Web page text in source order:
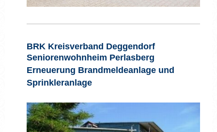
BRK Kreisverband Deggendorf
Seniorenwohnheim Perlasberg
Erneuerung Brandmeldeanlage und
Sprinkleranlage